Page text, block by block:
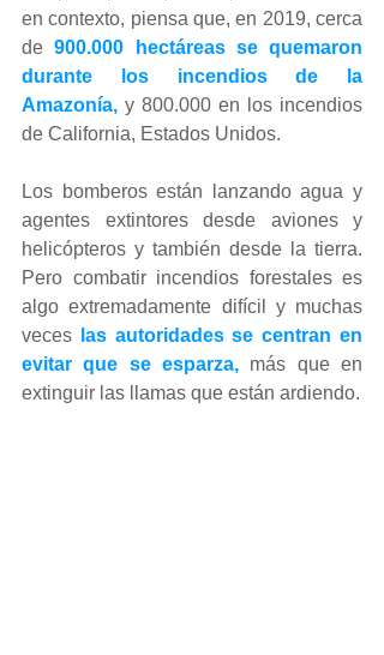
en contexto, piensa que, en 2019, cerca
de 900.000 hectáreas se quemaron
durante los incendios de la
Amazonía, y 800.000 en los incendios
de California, Estados Unidos.
Los bomberos están lanzando agua y
agentes extintores desde aviones y
helicópteros y también desde la tierra.
Pero combatir incendios forestales es
algo extremadamente difícil y muchas
veces
las autoridades se centran en
evitar que se esparza, más que en
extinguir las llamas que están ardiendo.